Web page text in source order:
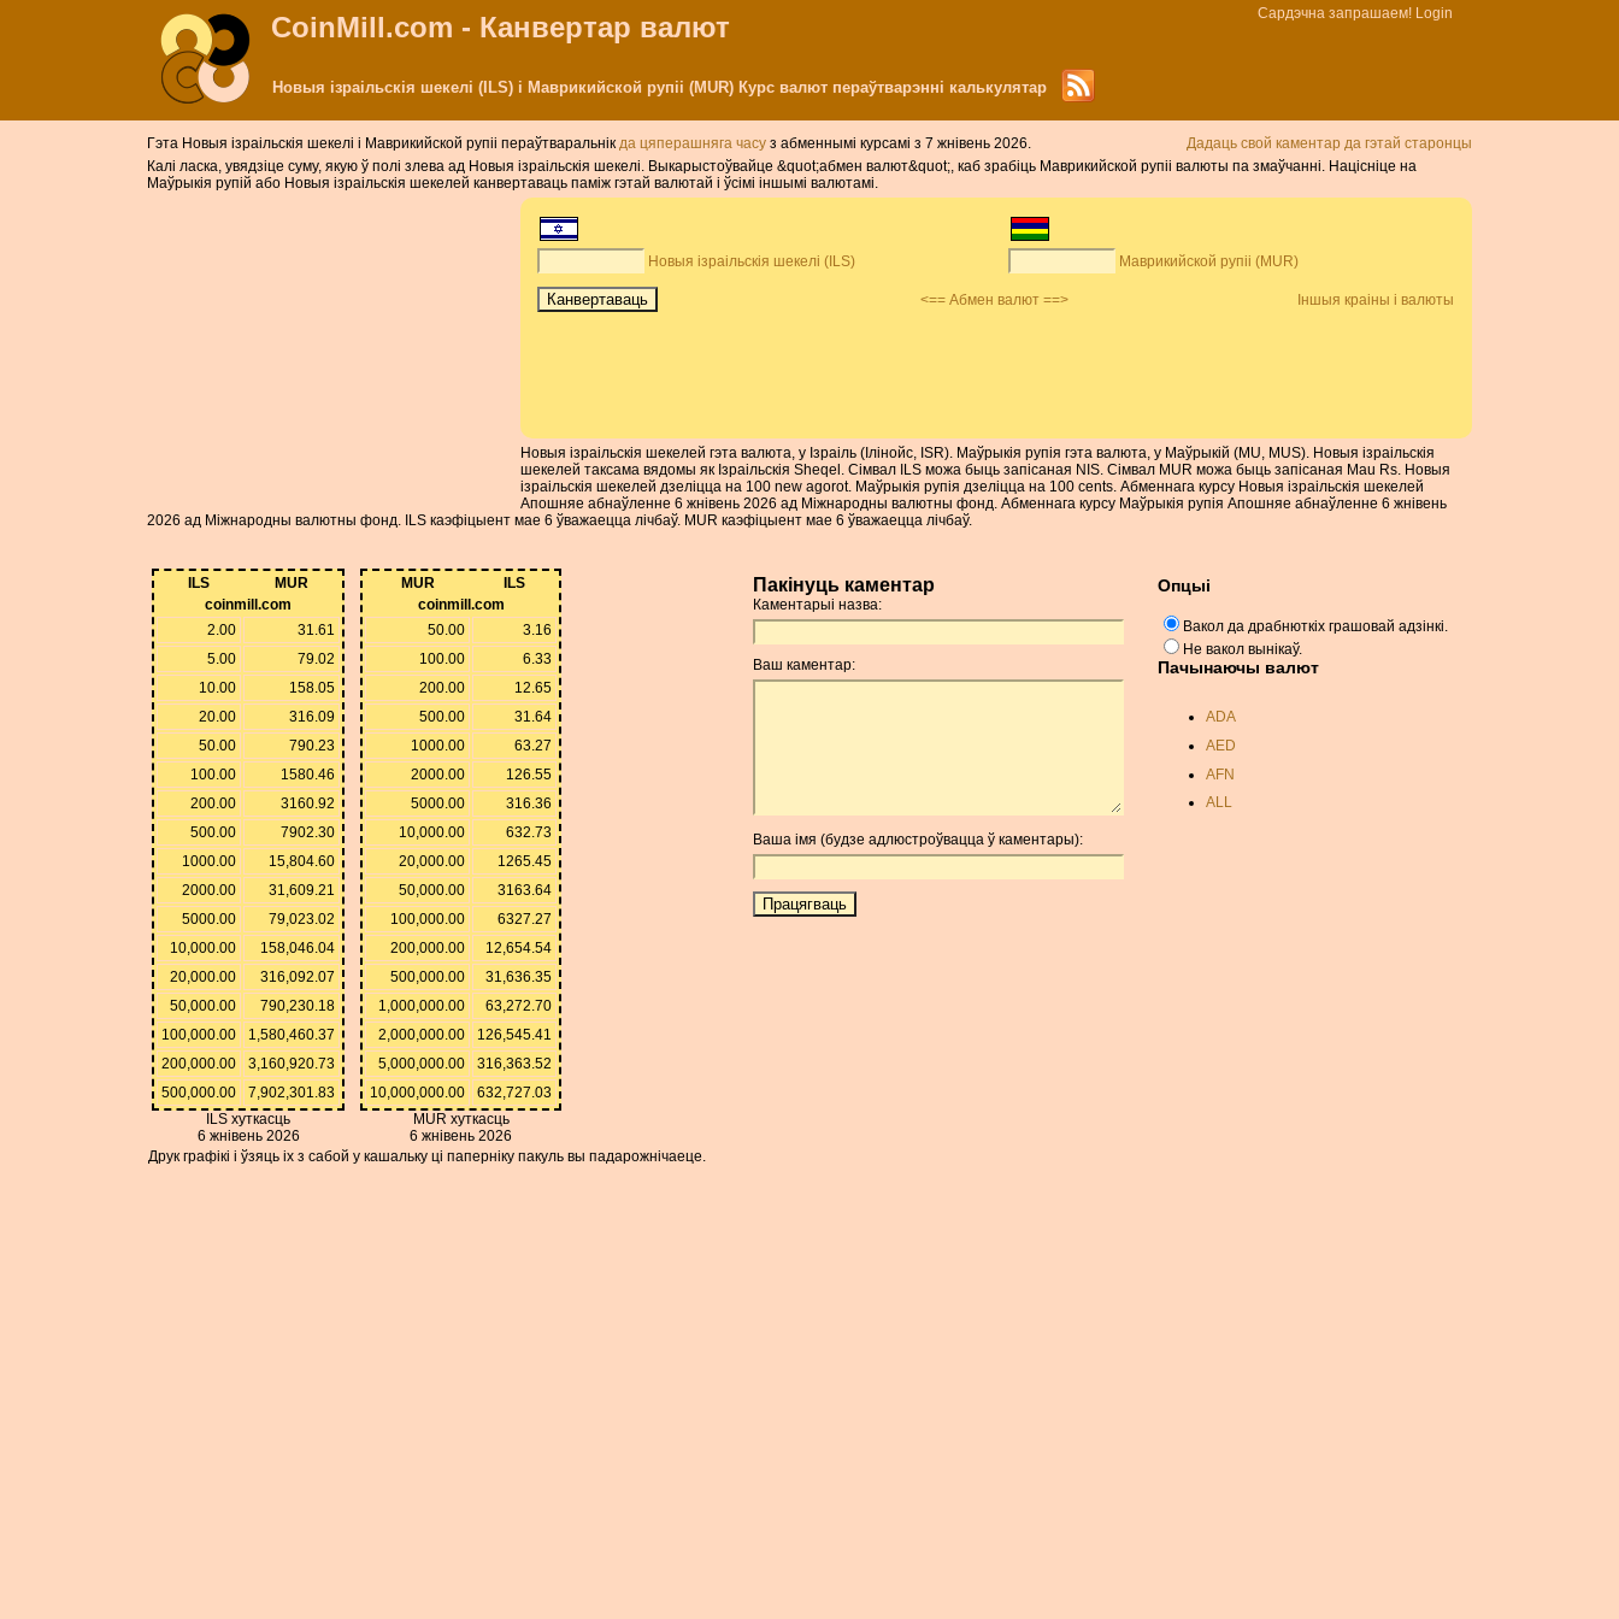
CoinMill.com - Канвертар валют Сардэчна запрашаем! Login
Новыя ізраільскія шекелі (ILS) і Маврикийской рупіі (MUR) Курс валют пераўтварэнні калькулятар
Дадаць свой каментар да гэтай старонцы
Гэта Новыя ізраільскія шекелі і Маврикийской рупіі пераўтваральнік да цяперашняга часу з абменнымі курсамі з 7 жнівень 2026.
Калі ласка, увядзіце суму, якую ў полі злева ад Новыя ізраільскія шекелі. Выкарыстоўвайце &quot;абмен валют&quot;, каб зрабіць Маврикийской рупіі валюты па змаўчанні. Націсніце на
Маўрыкія рупій або Новыя ізраільскія шекелей канвертаваць паміж гэтай валютай і ўсімі іншымі валютамі.
Новыя ізраільскія шекелі (ILS) Маврикийской рупіі (MUR)
<== Абмен валют ==> Іншыя краіны і валюты
Новыя ізраільскія шекелей гэта валюта, у Ізраіль (Ілінойс, ISR). Маўрыкія рупія гэта валюта, у Маўрыкій (MU, MUS). Новыя ізраільскія
шекелей таксама вядомы як Ізраільскія Sheqel. Сімвал ILS можа быць запісаная NIS. Сімвал MUR можа быць запісаная Mau Rs. Новыя
ізраільскія шекелей дзеліцца на 100 new agorot. Маўрыкія рупія дзеліцца на 100 cents. Абменнага курсу Новыя ізраільскія шекелей
Апошняе абнаўленне 6 жнівень 2026 ад Міжнародны валютны фонд. Абменнага курсу Маўрыкія рупія Апошняе абнаўленне 6 жнівень
2026 ад Міжнародны валютны фонд. ILS каэфіцыент мае 6 ўважаецца лічбаў. MUR каэфіцыент мае 6 ўважаецца лічбаў.
ILS
MUR
coinmill.com
2.00
31.61
5.00
79.02
10.00
158.05
20.00
316.09
50.00
790.23
100.00
1580.46
200.00
3160.92
500.00
7902.30
1000.00
15,804.60
2000.00
31,609.21
5000.00
79,023.02
10,000.00
158,046.04
20,000.00
316,092.07
50,000.00
790,230.18
100,000.00
1,580,460.37
200,000.00
3,160,920.73
500,000.00
7,902,301.83
ILS хуткасць
6 жнівень 2026
MUR
ILS
coinmill.com
50.00
3.16
100.00
6.33
200.00
12.65
500.00
31.64
1000.00
63.27
2000.00
126.55
5000.00
316.36
10,000.00
632.73
20,000.00
1265.45
50,000.00
3163.64
100,000.00
6327.27
200,000.00
12,654.54
500,000.00
31,636.35
1,000,000.00
63,272.70
2,000,000.00
126,545.41
5,000,000.00
316,363.52
10,000,000.00
632,727.03
MUR хуткасць
6 жнівень 2026
Друк графікі і ўзяць іх з сабой у кашальку ці паперніку пакуль вы падарожнічаеце.
Пакінуць каментар
Каментарыі назва:
Ваш каментар:
Ваша імя (будзе адлюстроўвацца ў каментары):
Опцыі
Вакол да драбнюткіх грашовай адзінкі.
Не вакол вынікаў.
Пачынаючы валют
ADA
AED
AFN
ALL